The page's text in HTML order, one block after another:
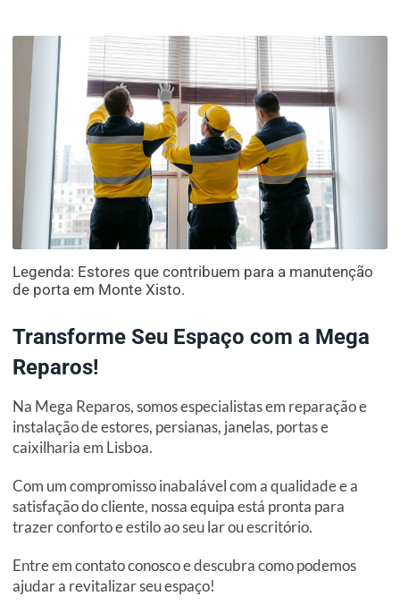
Legenda: Estores que contribuem para a manutenção
de porta em Monte Xisto.
Transforme Seu Espaço com a Mega
Reparos!
Na Mega Reparos, somos especialistas em reparação e
instalação de estores, persianas, janelas, portas e
caixilharia em Lisboa.
Com um compromisso inabalável com a qualidade e a
satisfação do cliente, nossa equipa está pronta para
trazer conforto e estilo ao seu lar ou escritório.
Entre em contato conosco e descubra como podemos
ajudar a revitalizar seu espaço!